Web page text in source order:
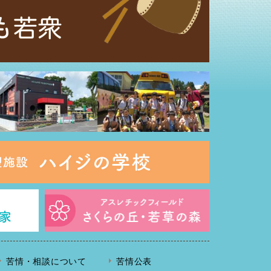
苦情・相談について 苦情公表